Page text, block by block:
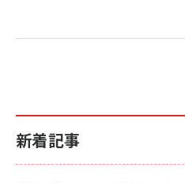
2億円を売り上
小さな会社は戦
anan(アンアン
anan(アンアン
ベインキャピタ
ルな本質」
新着記事